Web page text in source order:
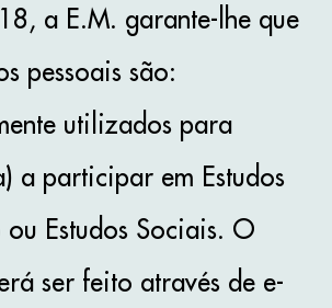
a E.M. garante-lhe que
pessoais são:
utilizados para
a participar em Estudos
Estudos Sociais. O
ser feito através de e-